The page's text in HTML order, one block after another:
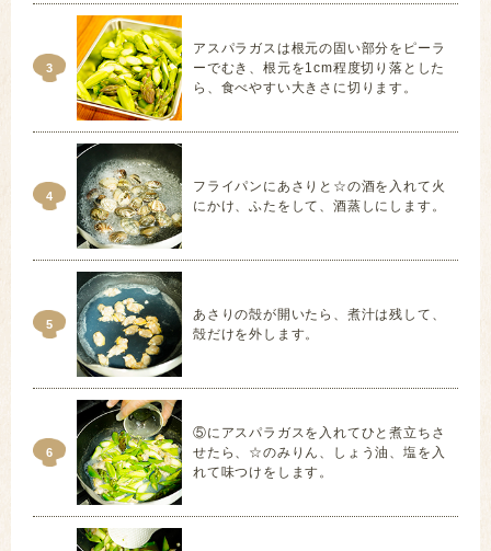
3
アスパラガスは根元の固い部分をピーラ
ーでむき、根元を1cm程度切り落とした
ら、食べやすい大きさに切ります。
4
フライパンにあさりと☆の酒を入れて火
にかけ、ふたをして、酒蒸しにします。
5
あさりの殻が開いたら、煮汁は残して、
殻だけを外します。
6
⑤にアスパラガスを入れてひと煮立ちさ
せたら、☆のみりん、しょう油、塩を入
れて味つけをします。